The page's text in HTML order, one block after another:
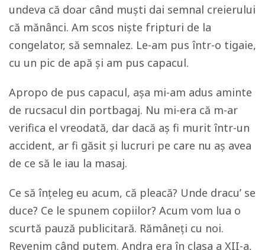
undeva că doar când muști dai semnal creierului
că mănânci. Am scos niște fripturi de la
congelator, să semnalez. Le-am pus într-o tigaie,
cu un pic de apă și am pus capacul.
Apropo de pus capacul, așa mi-am adus aminte
de rucsacul din portbagaj. Nu mi-era că m-ar
verifica el vreodată, dar dacă aș fi murit într-un
accident, ar fi găsit și lucruri pe care nu aș avea
de ce să le iau la masaj.
Ce să înțeleg eu acum, că pleacă? Unde dracu’ se
duce? Ce le spunem copiilor? Acum vom lua o
scurtă pauză publicitară. Rămâneți cu noi.
Revenim când putem. Andra era în clasa a XII-a,